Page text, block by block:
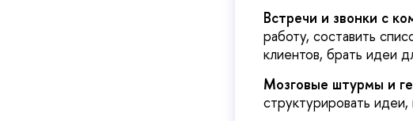
Встречи и звонки с
работу, составить
клиентов, брать идеи
Мозговые штурмы и
структурировать